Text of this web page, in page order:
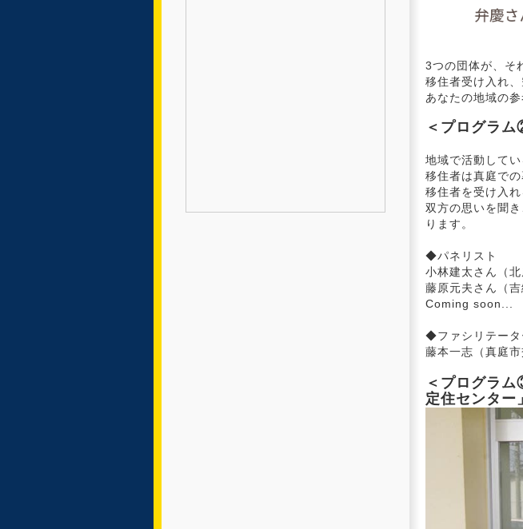
3つの団体が、そ
移住者受け入れ
あなたの地域の
＜プログラ
地域で活動して
移住者は真庭で
移住者を受け入
双方の思いを聞
ります。
◆パネリスト
小林建太さん（
藤原元夫さん（吉
Coming soon...
◆ファシリテータ
藤本一志（真庭市
＜プログラ
定住センター